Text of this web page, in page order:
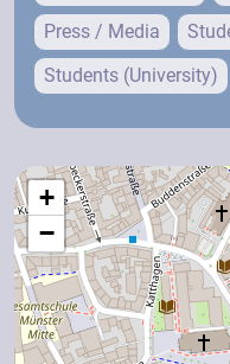
Press / Media
Students (University)
+
−